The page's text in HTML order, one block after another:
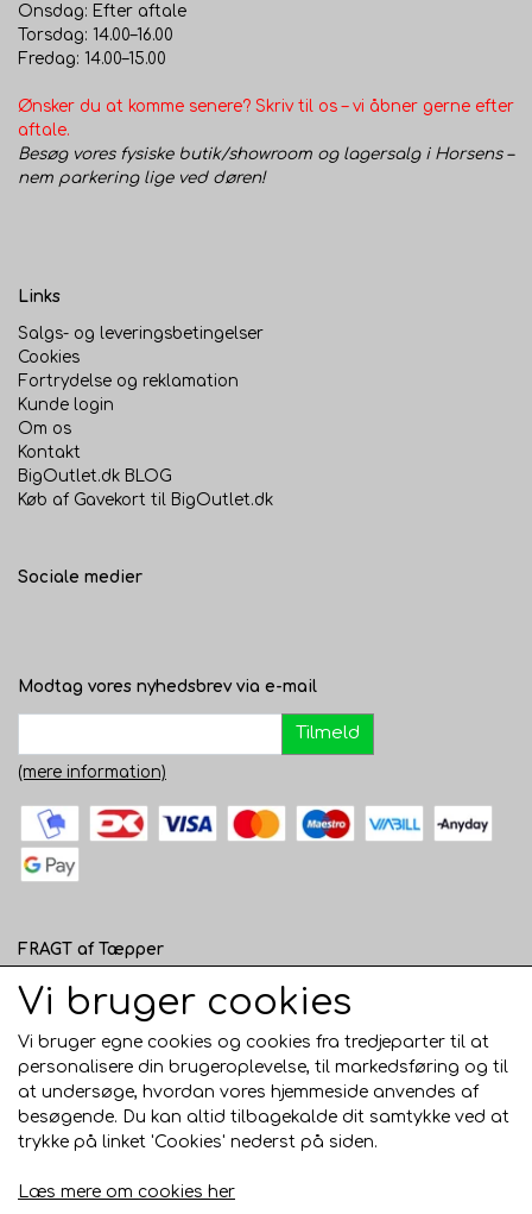
Onsdag: Efter aftale
Torsdag: 14.00–16.00
Fredag: 14.00–15.00
Ønsker du at komme senere? Skriv til os – vi åbner gerne efter
aftale.
Besøg vores fysiske butik/showroom og lagersalg i Horsens –
nem parkering lige ved døren!
Links
Salgs- og leveringsbetingelser
Cookies
Fortrydelse og reklamation
Kunde login
Om os
Kontakt
BigOutlet.dk BLOG
Køb af Gavekort til BigOutlet.dk
Sociale medier
Modtag vores nyhedsbrev via e-mail
Tilmeld
(mere information)
FRAGT af Tæpper
1 - 120 cm bred - 49 kr. til pakkeshop eller 82 kr.
hjemmelevering
121 - 200 cm bred - 99 kr. hjemmelevering
Over 200 cm bred - KUN Afhentning i Horsens
AFHENTNING I HORSENS - GRATIS
Vi bruger cookies
Vi bruger egne cookies og cookies fra tredjeparter til at
personalisere din brugeroplevelse, til markedsføring og til
at undersøge, hvordan vores hjemmeside anvendes af
besøgende. Du kan altid tilbagekalde dit samtykke ved at
trykke på linket 'Cookies' nederst på siden.
Læs mere om cookies her